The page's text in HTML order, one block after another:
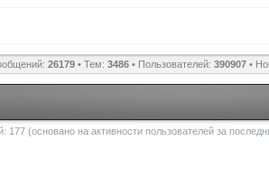
26179• Тем: 3486• Пользователей: 390907•
177 (основано на активности пользователей за